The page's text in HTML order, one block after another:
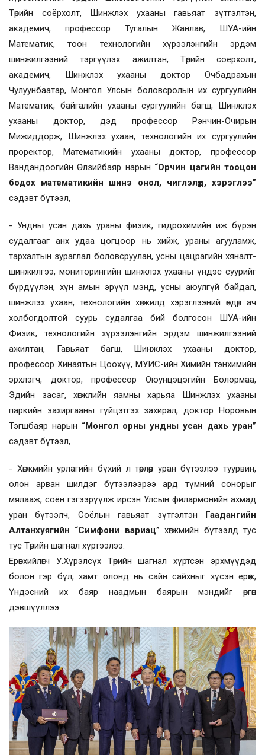
Төрийн соёрхолт, Шинжлэх ухааны гавьяат зүтгэлтэн,
академич, профессор Тугалын Жанлав, ШУА-ийн
Математик, тоон технологийн хүрээлэнгийн эрдэм
шинжилгээний тэргүүлэх ажилтан, Төрийн соёрхолт,
академич, Шинжлэх ухааны доктор Очбадрахын
Чулуунбаатар, Монгол Улсын боловсролын их сургуулийн
Математик, байгалийн ухааны сургуулийн багш, Шинжлэх
ухааны доктор, дэд профессор Рэнчин-Очирын
Мижиддорж, Шинжлэх ухаан, технологийн их сургуулийн
проректор, Математикийн ухааны доктор, профессор
Вандандоогийн Өлзийбаяр нарын “Орчин цагийн тооцон
бодох математикийн шинэ онол, чиглэлүүд, хэрэглээ”
сэдэвт бүтээл,
- Ундны усан дахь ураны физик, гидрохимийн иж бүрэн
судалгааг анх удаа цогцоор нь хийж, ураны агууламж,
тархалтын зураглал боловсруулан, усны цацрагийн хяналт-
шинжилгээ, мониторингийн шинжлэх ухааны үндэс суурийг
бүрдүүлэн, хүн амын эрүүл мэнд, усны аюулгүй байдал,
шинжлэх ухаан, технологийн хөгжилд хэрэглээний өндөр ач
холбогдолтой суурь судалгаа бий болгосон ШУА-ийн
Физик, технологийн хүрээлэнгийн эрдэм шинжилгээний
ажилтан, Гавьяат багш, Шинжлэх ухааны доктор,
профессор Хинаятын Цоохүү, МУИС-ийн Химийн тэнхимийн
эрхлэгч, доктор, профессор Оюунцэцэгийн Болормаа,
Эдийн засаг, хөгжлийн яамны харьяа Шинжлэх ухааны
паркийн захиргааны гүйцэтгэх захирал, доктор Норовын
Тэгшбаяр нарын “Монгол орны ундны усан дахь уран”
сэдэвт бүтээл,
- Хөгжмийн урлагийн бүхий л төрлөөр уран бүтээлээ туурвин,
олон арван шилдэг бүтээлээрээ ард түмний сонорыг
мялааж, соён гэгээрүүлж ирсэн Улсын филармонийн ахмад
уран бүтээлч, Соёлын гавьяат зүтгэлтэн Гаадангийн
Алтанхуягийн “Симфони вариац”хөгжмийн бүтээлд тус
тус Төрийн шагнал хүртээлээ.
Ерөнхийлөгч У.Хүрэлсүх Төрийн шагнал хүртсэн эрхмүүдэд
болон гэр бүл, хамт олонд нь сайн сайхныг хүсэн ерөөж,
Үндэсний их баяр наадмын баярын мэндийг өргөн
дэвшүүллээ.